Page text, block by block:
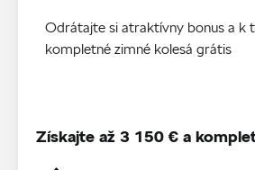
Odrátajte si atraktívny bonus a k
kompletné zimné kolesá grátis
Získajte až 3 150 € a